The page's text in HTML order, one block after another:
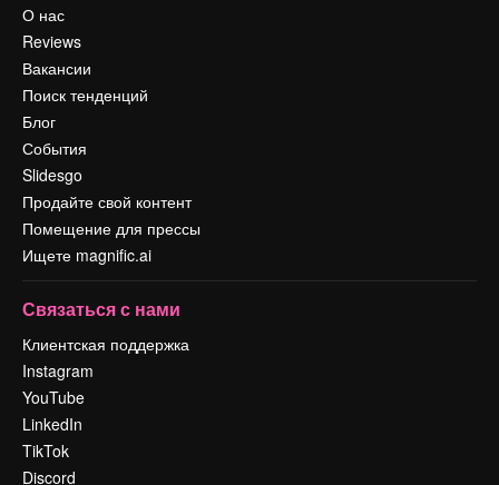
О нас
Reviews
Вакансии
Поиск тенденций
Блог
События
Slidesgo
Продайте свой контент
Помещение для прессы
Ищете magnific.ai
Связаться с нами
Клиентская поддержка
Instagram
YouTube
LinkedIn
TikTok
Discord